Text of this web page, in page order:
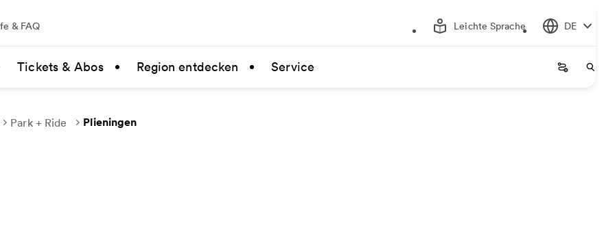
& FAQ Leichte Sprache DE
Tickets & Abos Region entdecken Service Startseite
Park + Ride Plieningen